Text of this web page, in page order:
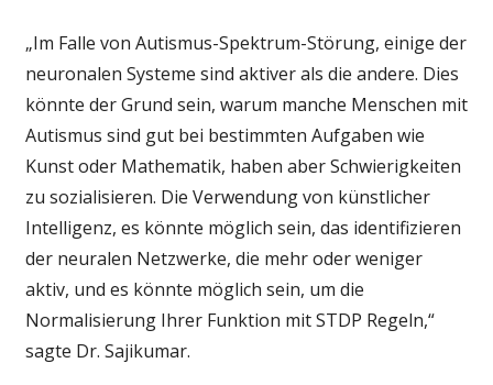
„Im Falle von Autismus-Spektrum-Störung, einige der
neuronalen Systeme sind aktiver als die andere. Dies
könnte der Grund sein, warum manche Menschen mit
Autismus sind gut bei bestimmten Aufgaben wie
Kunst oder Mathematik, haben aber Schwierigkeiten
zu sozialisieren. Die Verwendung von künstlicher
Intelligenz, es könnte möglich sein, das identifizieren
der neuralen Netzwerke, die mehr oder weniger
aktiv, und es könnte möglich sein, um die
Normalisierung Ihrer Funktion mit STDP Regeln,“
sagte Dr. Sajikumar.